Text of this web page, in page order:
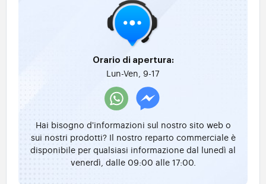
Orario di apertura:
Lun-Ven, 9-17
Hai bisogno d'informazioni sul nostro sito web o
sui nostri prodotti? Il nostro reparto commerciale è
disponibile per qualsiasi informazione dal lunedì al
venerdì, dalle 09:00 alle 17:00.